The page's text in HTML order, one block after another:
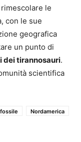
le
con le sue
geografica
un punto di
dei tirannosauri.
scientifica
fossile
Nordamerica